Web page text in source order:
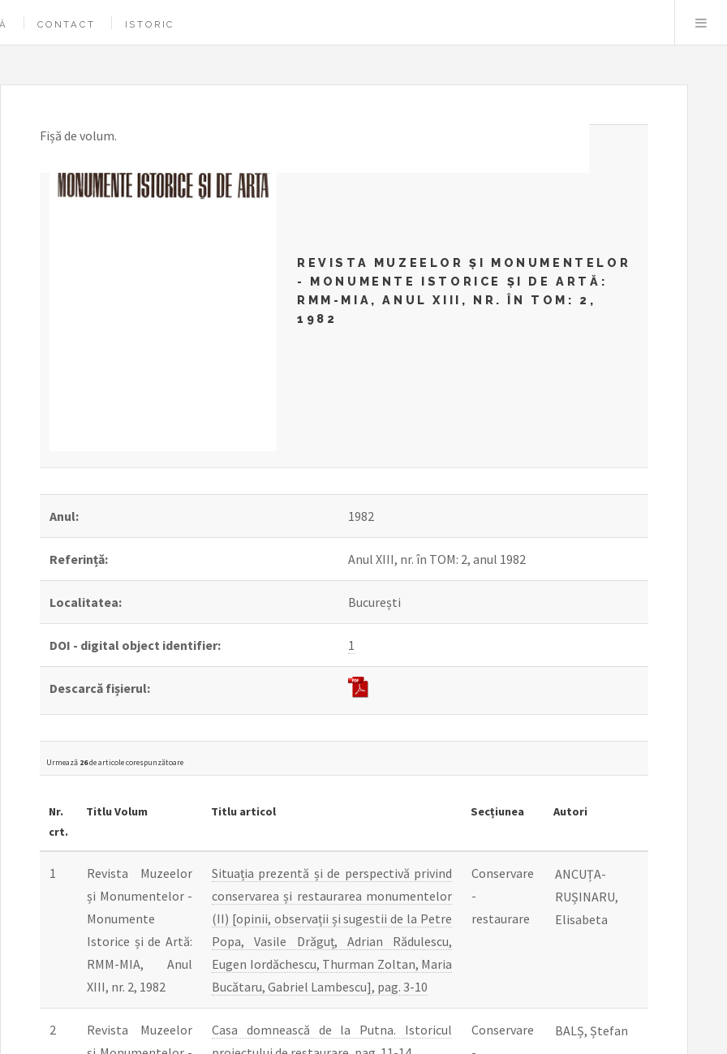
CONTACT ISTORIC
REVISTA MUZEELOR ȘI MONUMENTELOR
- MONUMENTE ISTORICE ȘI DE ARTĂ:
RMM-MIA, ANUL XIII, NR. ÎN TOM: 2,
1982
Anul: 1982
Referință: Anul XIII, nr. în TOM: 2, anul 1982
Localitatea: București
DOI - digital object identifier: 1
Descarcă fișierul:
Urmează 26de articole corespunzătoare
Nr.
crt.
Titlu Volum Titlu articol Secțiunea Autori
1
Revista Muzeelor
și Monumentelor -
Monumente
Istorice și de Artă:
RMM-MIA, Anul
XIII, nr. 2, 1982
Situația prezentă și de perspectivă privind
conservarea și restaurarea monumentelor
(II) [opinii, observații și sugestii de la Petre
Popa, Vasile Drăguț, Adrian Rădulescu,
Eugen Iordăchescu, Thurman Zoltan, Maria
Bucătaru, Gabriel Lambescu], pag. 3-10
Conservare
-
restaurare
ANCUȚA-
RUȘINARU,
Elisabeta
2
Revista Muzeelor
Casa domnească de la Putna. Istoricul
Conservare
BALȘ, Ștefan